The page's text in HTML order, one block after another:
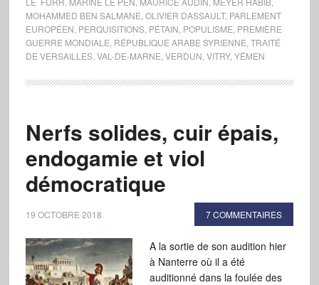
MOHAMMED BEN SALMANE OLIVIER DASSAULT, PARLEMENT
EUROPÉEN PERQUISITIONS, PÉTAIN POPULISME PREMIÈRE
GUERRE MONDIALE RÉPUBLIQUE ARABE SYRIENNE TRAITÉ
DE VERSAILLES, VAL-DE-MARNE VERDUN VITRY, YÉMEN
Nerfs solides, cuir épais,
endogamie et viol
démocratique
19 OCTOBRE 2018 7 COMMENTAIRES
A la sortie de son audition hier
à Nanterre où il a été
auditionné dans la foulée des